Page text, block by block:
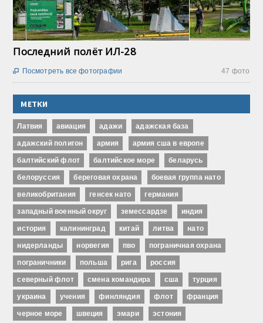
Последний полёт ИЛ-28
47 фото
 Посмотреть все фотографии
МЕТКИ
Латвия авиация адажи адажская база
адажский полигон армия армия сша в европе
балтийский флот балтийское море беларусь
белоруссия береговая охрана боевая группа нато
великобритания генсек нато германия
западный военный округ земессардзе индия
история калининград китай литва нато
нидерланды норвегия пво пограничная охрана
пограничники польша рига россия
северный флот смена командира сша турция
украина учения финляндия флот франция
черное море швеция эмари эстония